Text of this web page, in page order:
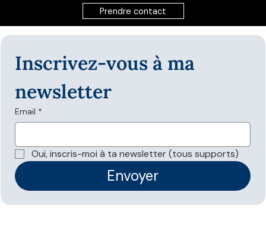
Prendre contact
Inscrivez-vous à ma
newsletter
Email *
Oui, inscris-moi à ta newsletter (tous supports)
Envoyer